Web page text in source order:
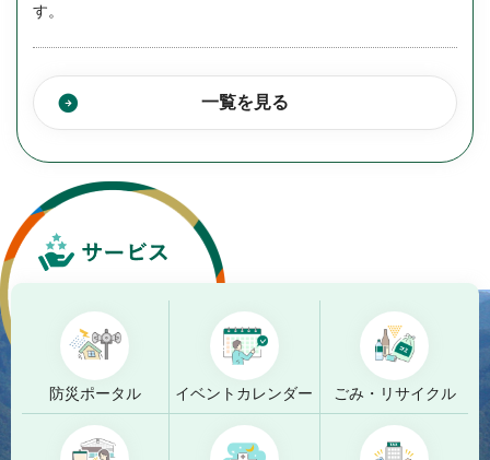
す。
一覧を見る
防災ポータル イベントカレンダー ごみ・リサイクル